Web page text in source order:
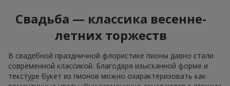
Свадьба — классика весенне-
летних торжеств
В свадебной праздничной флористике пионы давно стали
современной классикой. Благодаря изысканной форме и
текстуре букет из пионов можно охарактеризовать как